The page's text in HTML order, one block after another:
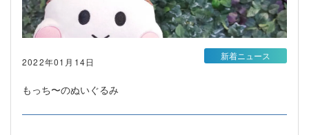
2022年01月14日
もっち〜のぬいぐるみ
新着ニュース